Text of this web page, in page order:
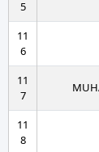
5
11
6
11
7
11
8